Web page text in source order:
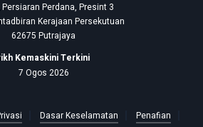
Persiaran Perdana, Presint 3
Kerajaan Persekutuan
62675 Putrajaya
Kemaskini Terkini
7 Ogos 2026
Dasar Keselamatan Penafian